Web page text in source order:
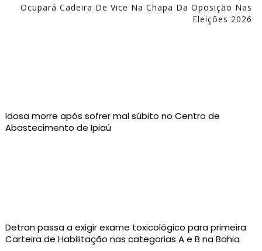
Ocupará Cadeira De Vice Na Chapa Da Oposição Nas
Eleições 2026
Idosa morre após sofrer mal súbito no Centro de
Abastecimento de Ipiaú
Detran passa a exigir exame toxicológico para primeira
Carteira de Habilitação nas categorias A e B na Bahia